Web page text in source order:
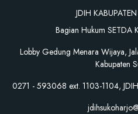
JDIH
Bagian Hukum SETDA
Lobby Gedung Menara Wijaya,
Kabupaten
0271 - 593068 ext. 1103-1104,